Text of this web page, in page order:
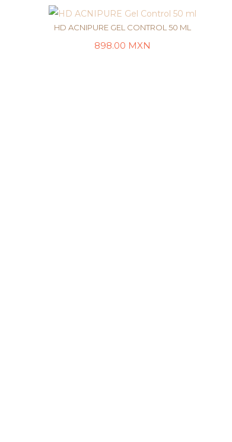
HD ACNIPURE GEL CONTROL 50 ML
898.00 MXN